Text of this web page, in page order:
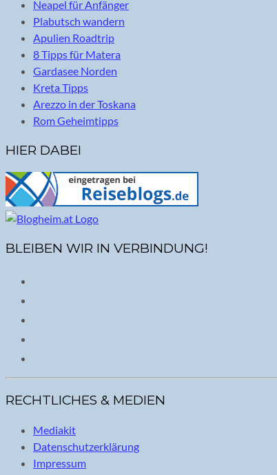
Neapel für Anfänger
Plabutsch wandern
Apulien Roadtrip
8 Tipps für Matera
Gardasee Norden
Kreta Tipps
Arezzo in der Toskana
Rom Geheimtipps
HIER DABEI
BLEIBEN WIR IN VERBINDUNG!
RECHTLICHES & MEDIEN
Mediakit
Datenschutzerklärung
Impressum